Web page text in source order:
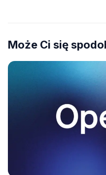
Może Ci się